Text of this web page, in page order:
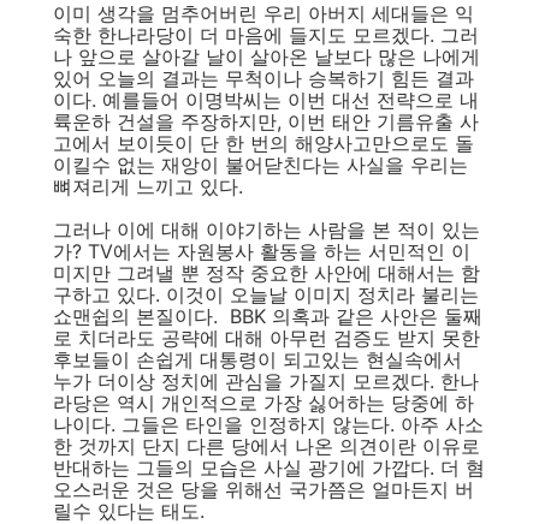
이미 생각을 멈추어버린 우리 아버지 세대들은 익
숙한 한나라당이 더 마음에 들지도 모르겠다. 그러
나 앞으로 살아갈 날이 살아온 날보다 많은 나에게
있어 오늘의 결과는 무척이나 승복하기 힘든 결과
이다. 예를들어 이명박씨는 이번 대선 전략으로 내
륙운하 건설을 주장하지만, 이번 태안 기름유출 사
고에서 보이듯이 단 한 번의 해양사고만으로도 돌
이킬수 없는 재앙이 불어닫친다는 사실을 우리는
뼈져리게 느끼고 있다.
그러나 이에 대해 이야기하는 사람을 본 적이 있는
가? TV에서는 자원봉사 활동을 하는 서민적인 이
미지만 그려낼 뿐 정작 중요한 사안에 대해서는 함
구하고 있다. 이것이 오늘날 이미지 정치라 불리는
쇼맨쉽의 본질이다. BBK 의혹과 같은 사안은 둘째
로 치더라도 공략에 대해 아무런 검증도 받지 못한
후보들이 손쉽게 대통령이 되고있는 현실속에서
누가 더이상 정치에 관심을 가질지 모르겠다. 한나
라당은 역시 개인적으로 가장 싫어하는 당중에 하
나이다. 그들은 타인을 인정하지 않는다. 아주 사소
한 것까지 단지 다른 당에서 나온 의견이란 이유로
반대하는 그들의 모습은 사실 광기에 가깝다. 더 혐
오스러운 것은 당을 위해선 국가쯤은 얼마든지 버
릴수 있다는 태도.